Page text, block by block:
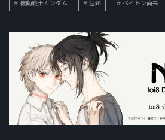
機動戦士ガンダム 話題 ペイトン尚未